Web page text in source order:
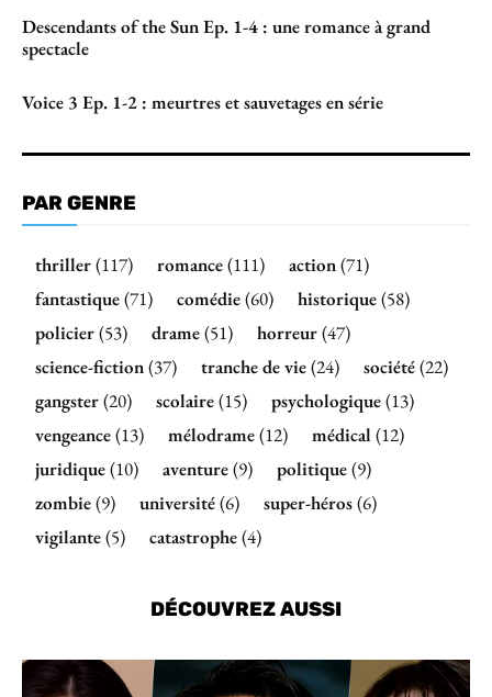
Descendants of the Sun Ep. 1-4 : une romance à grand
spectacle
Voice 3 Ep. 1-2 : meurtres et sauvetages en série
PAR GENRE
thriller(117) romance(111) action(71)
fantastique(71) comédie(60) historique(58)
policier(53) drame(51) horreur(47)
science-fiction(37) tranche de vie(24) société(22)
gangster(20) scolaire(15) psychologique(13)
vengeance(13) mélodrame(12) médical(12)
juridique(10) aventure(9) politique(9)
zombie(9) université(6) super-héros(6)
vigilante(5) catastrophe(4)
DÉCOUVREZ AUSSI